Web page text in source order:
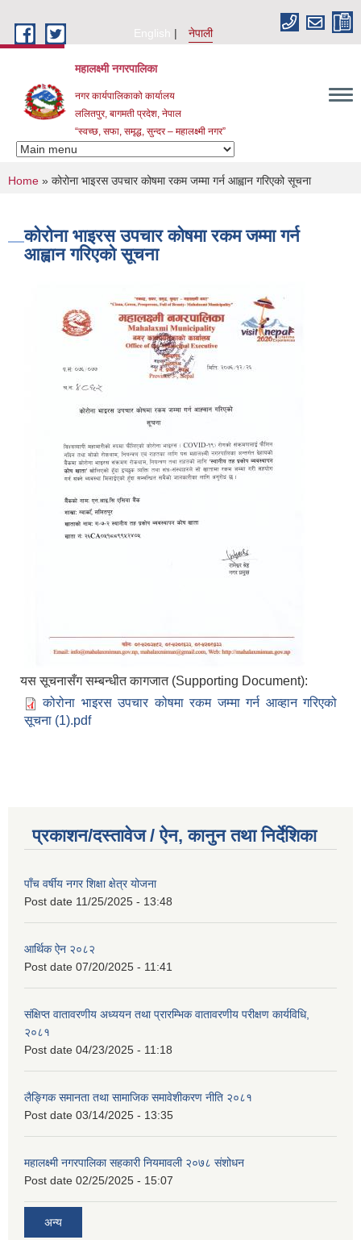
English
नेपाली
महालक्ष्मी नगरपालिका
नगर कार्यपालिकाको कार्यालय
ललितपुर, बागमती प्रदेश, नेपाल
“स्वच्छ, सफा, समृद्ध, सुन्दर – महालक्ष्मी नगर”
You are here
Home » कोरोना भाइरस उपचार कोषमा रकम जम्मा गर्न आह्वान गरिएको सूचना
कोरोना भाइरस उपचार कोषमा रकम जम्मा गर्न
आह्वान गरिएको सूचना
यस सूचनासँग सम्बन्धीत कागजात (Supporting Document):
कोरोना भाइरस उपचार कोषमा रकम जम्मा गर्न आव्हान गरिएको
सूचना (1).pdf
प्रकाशन/दस्तावेज / ऐन, कानुन तथा निर्देशिका
पाँच वर्षीय नगर शिक्षा क्षेत्र योजना
Post date 11/25/2025 - 13:48
आर्थिक ऐन २०८२
Post date 07/20/2025 - 11:41
संक्षिप्त वातावरणीय अध्ययन तथा प्रारम्भिक वातावरणीय परीक्षण कार्यविधि,
२०८१
Post date 04/23/2025 - 11:18
लैङ्गिक समानता तथा सामाजिक समावेशीकरण नीति २०८१
Post date 03/14/2025 - 13:35
महालक्ष्मी नगरपालिका सहकारी नियमावली २०७८ संशोधन
Post date 02/25/2025 - 15:07
अन्य